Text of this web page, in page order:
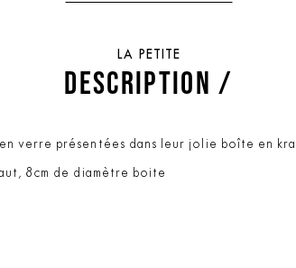
LA PETITE
DESCRIPTION /
verre présentées dans leur jolie boîte en
8cm de diamètre boite